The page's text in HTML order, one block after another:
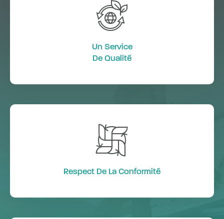
Un Service
De Qualité
Respect De La Conformité